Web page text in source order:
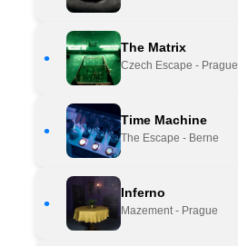
•
The Matrix
Czech Escape - Prague
•
Time Machine
The Escape - Berne
•
Inferno
Mazement - Prague